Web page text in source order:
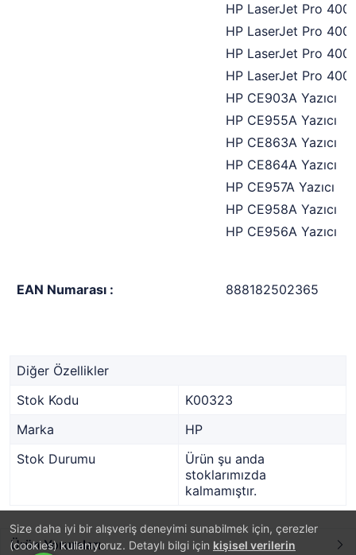
Size daha iyi bir alışveriş deneyimi sunabilmek için, çerezler
(cookies) kullanıyoruz. Detaylı bilgi için kişisel verilerin
HP LaserJet Pro 400
HP LaserJet Pro 400
HP LaserJet Pro 400
HP LaserJet Pro 400
HP CE903A Yazıcı
HP CE955A Yazıcı
HP CE863A Yazıcı
HP CE864A Yazıcı
HP CE957A Yazıcı
HP CE958A Yazıcı
HP CE956A Yazıcı
EAN Numarası : 888182502365
Diğer Özellikler
Stok Kodu
K00323
Marka
HP
Stok Durumu
Ürün şu anda
stoklarımızda
kalmamıştır.
Ürün Yorumları